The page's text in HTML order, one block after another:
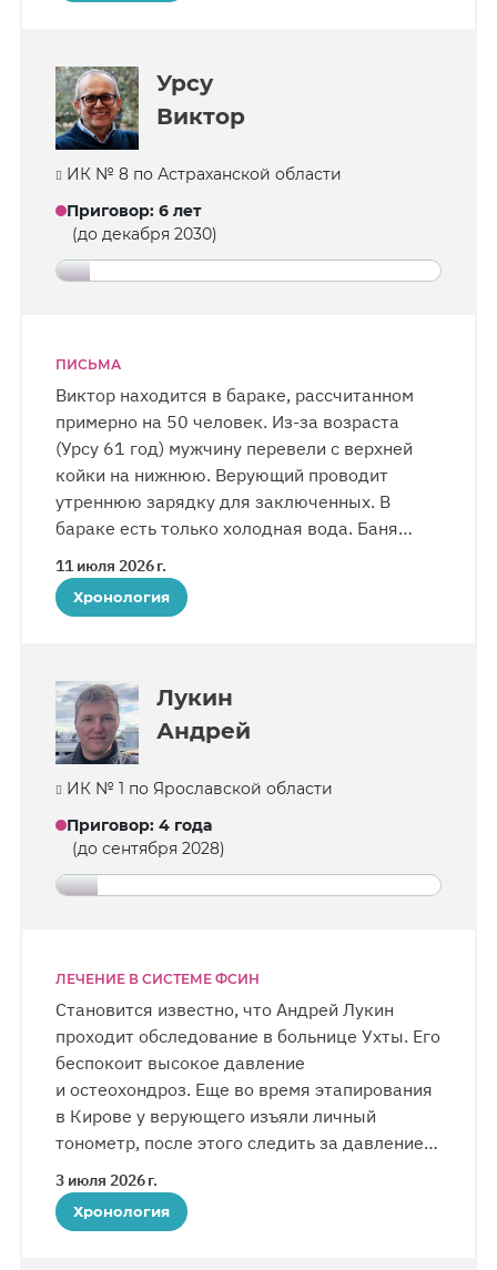
Урсу
Виктор
ИК № 8 по Астраханской области
Приговор: 6 лет
(до декабря 2030)
ПИСЬМА
Виктор находится в бараке, рассчитанном
примерно на 50 человек. Из-за возраста
(Урсу 61 год) мужчину перевели с верхней
койки на нижнюю. Верующий проводит
утреннюю зарядку для заключенных. В
бараке есть только холодная вода. Баня
аритмия, необходимые лекарства есть. Он
получает письма от жены и дочери.
11 июля 2026 г.
Хронология
Лукин
Андрей
ИК № 1 по Ярославской области
Приговор: 4 года
(до сентября 2028)
ЛЕЧЕНИЕ В СИСТЕМЕ ФСИН
Становится известно, что Андрей Лукин
проходит обследование в больнице Ухты. Его
беспокоит высокое давление
и остеохондроз. Еще во время этапирования
в Кирове у верующего изъяли личный
тонометр, после этого следить за давлением
восстанавливается, питание хорошее», —
говорит жена Елена, навестившая его
3 июля 2026 г.
Хронология